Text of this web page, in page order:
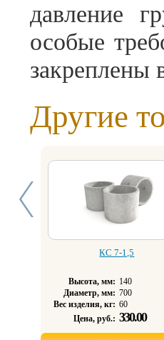
давление
особые
Другие
КC 7-1,5
Высота, мм: 140
Диаметр, мм: 700
Вес изделия, кг: 60
Цена, руб.: 330.00